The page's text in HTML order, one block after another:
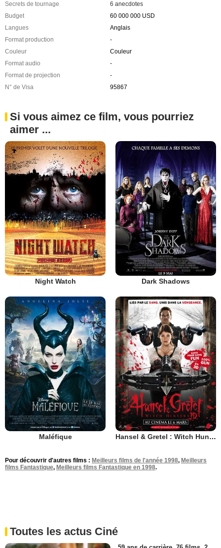
Secrets de tournage
6 anecdotes
Budget
60 000 000 USD
Langues
Anglais
Format production
-
Couleur
Couleur
Format audio
-
Format de projection
-
N° de Visa
95867
Si vous aimez ce film, vous pourriez
aimer ...
Night Watch Dark Shadows
Maléfique Hansel & Gretel : Witch Hunters
Pour découvrir d'autres films : Meilleurs films de l'année 1998, Meilleurs
films Fantastique, Meilleurs films Fantastique en 1998.
Toutes les actus Ciné